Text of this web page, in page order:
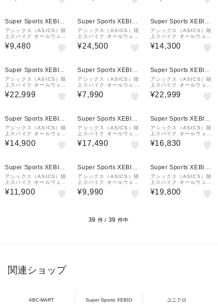
Super Sports XEBIO
&mall店
アシックス（ASICS）陸
上スパイク オールウェザ
ー・土トラック兼用 ヒー
トフラット 12 HEATFL
¥9,480
Super Sports XEBIO
&mall店
アシックス（ASICS）陸
上スパイク オールウェザ
ートラック専用 コスモレ
ーサー COSMORACER
¥24,500
Super Sports XEBIO
&mall店
アシックス（ASICS）陸
上スパイク オールウェザ
ー・土トラック兼用 HEA
TSPRINT 13 1093A19
¥14,300
Super Sports XEBIO
&mall店
アシックス（ASICS）陸
上スパイク オールウェザ
ートラック専用 エスピー
ブレード SP BLADE 10
¥22,999
Super Sports XEBIO
&mall店
アシックス（ASICS）陸
上スパイク オールウェザ
ー・土トラック兼用 エフ
ォート13 EFFORT 13
¥7,990
Super Sports XEBIO
&mall店
アシックス（ASICS）陸
上スパイク オールウェザ
ートラック専用 CYBER
BLADE 17 1093A241.
¥22,999
Super Sports XEBIO
&mall店
アシックス（ASICS）陸
上スパイク オールウェザ
ートラック専用 ガンラッ
プ 3 GUN LAP 3 1093
¥14,900
Super Sports XEBIO
&mall店
アシックス（ASICS）陸
上スパイク オールウェザ
ートラック専用 サイバー
ブレード 17 CYBERBL
¥17,490
Super Sports XEBIO
&mall店
アシックス（ASICS）陸
上スパイク オールウェザ
ートラック専用 サイバー
ブレード 17 CYBERBL
¥16,830
Super Sports XEBIO
&mall店
アシックス（ASICS）陸
上スパイク オールウェザ
ー・土トラック兼用 ヒー
トスプリント 13 HEATS
¥11,900
Super Sports XEBIO
&mall店
アシックス（ASICS）陸
上スパイク オールウェザ
ートラック専用 ヒートス
ロー 2 HEAT THROW 2
¥9,990
Super Sports XEBIO
&mall店
アシックス（ASICS）陸
上スパイク オールウェザ
ートラック専用 ジャベリ
ンプロ 4 JAVELIN PRO
¥19,800
39 件 / 39 件中
関連ショップ
ABC-MART
Super Sports XEBIO
ユニクロ